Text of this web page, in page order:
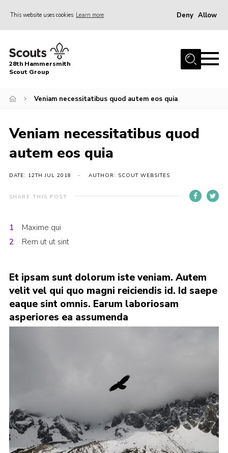
This website uses cookies Learn more Deny Allow
Home
About Us
Gallery
Contact
28th Hammersmith
Scout Group
Veniam necessitatibus quod autem eos quia
Veniam necessitatibus quod
autem eos quia
DATE: 12TH JUL 2018 AUTHOR: SCOUT WEBSITES
SHARE THIS POST
Maxime qui
Rem ut ut sint
Et ipsam sunt dolorum iste veniam. Autem
velit vel qui quo magni reiciendis id. Id saepe
eaque sint omnis. Earum laboriosam
asperiores ea assumenda